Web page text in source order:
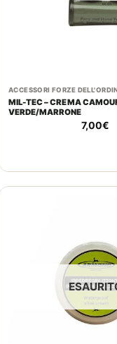
ACCESSORI FORZE
MIL-TEC – CREMA
VERDE/MARRONE
7,00€